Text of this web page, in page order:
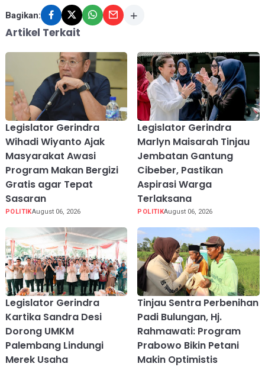
Bagikan:
Artikel Terkait
Legislator Gerindra
Wihadi Wiyanto Ajak
Masyarakat Awasi
Program Makan Bergizi
Gratis agar Tepat
Sasaran
POLITIKAugust 06, 2026
Legislator Gerindra
Marlyn Maisarah Tinjau
Jembatan Gantung
Cibeber, Pastikan
Aspirasi Warga
Terlaksana
POLITIKAugust 06, 2026
Legislator Gerindra
Kartika Sandra Desi
Dorong UMKM
Palembang Lindungi
Merek Usaha
Tinjau Sentra Perbenihan
Padi Bulungan, Hj.
Rahmawati: Program
Prabowo Bikin Petani
Makin Optimistis